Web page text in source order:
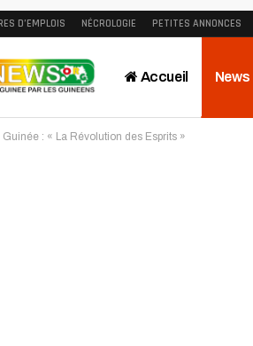
D’EMPLOIS NÉCROLOGIE PETITES ANNONCES
Accueil News
Guinée : « La Révolution des Esprits »